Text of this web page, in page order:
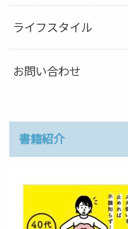
ライフスタイル
お問い合わせ
書籍紹介